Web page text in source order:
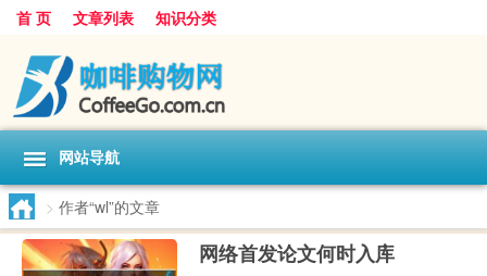
首 页 文章列表 知识分类
网站导航
> 作者“wl”的文章
网络首发论文何时入库